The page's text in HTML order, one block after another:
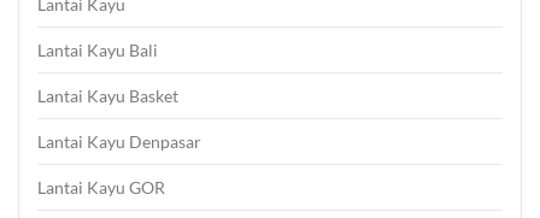
Lantai Kayu
Lantai Kayu Bali
Lantai Kayu Basket
Lantai Kayu Denpasar
Lantai Kayu GOR